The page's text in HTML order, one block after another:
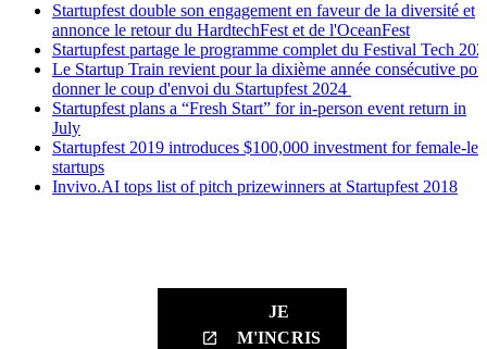
Startupfest double son engagement en faveur de la diversité et
annonce le retour du HardtechFest et de l'OceanFest
Startupfest partage le programme complet du Festival Tech
Le Startup Train revient pour la dixième année consécutive
donner le coup d'envoi du Startupfest 2024
Startupfest plans a “Fresh Start” for in-person event return in
July
Startupfest 2019 introduces $100,000 investment for female-led
startups
Invivo.AI tops list of pitch prizewinners at Startupfest 2018
launch
JE
M'INCRIS